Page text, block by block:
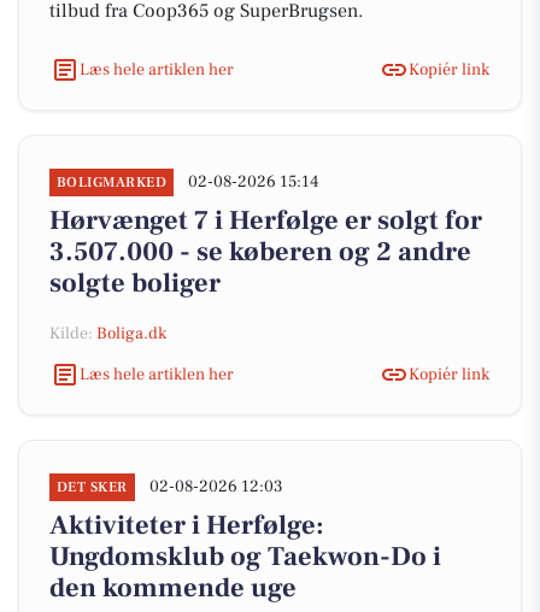
tilbud fra Coop365 og SuperBrugsen.
Læs hele artiklen her Kopiér link
BOLIGMARKED 02-08-2026 15:14
Hørvænget 7 i Herfølge er solgt for
3.507.000 - se køberen og 2 andre
solgte boliger
Kilde: Boliga.dk
Læs hele artiklen her
Kopiér link
DET SKER 02-08-2026 12:03
Aktiviteter i Herfølge:
Ungdomsklub og Taekwon-Do i
den kommende uge